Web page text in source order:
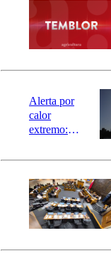
río Damas:
activa
mensajería
SAE
Alerta por
calor
extremo:
activa Alerta
Preventiva en
tres comunas